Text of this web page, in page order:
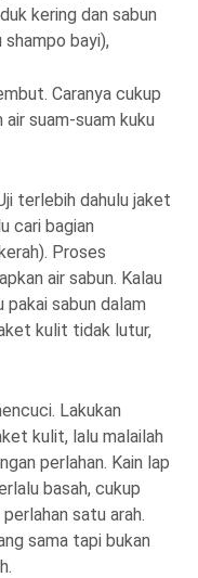
kering dan sabun
bayi),
Caranya cukup
suam-suam kuku
terlebih dahulu jaket
cari bagian
Proses
air sabun. Kalau
sabun dalam
kulit tidak lutur,
Lakukan
kulit, lalu malailah
perlahan. Kain lap
basah, cukup
satu arah.
sama tapi bukan